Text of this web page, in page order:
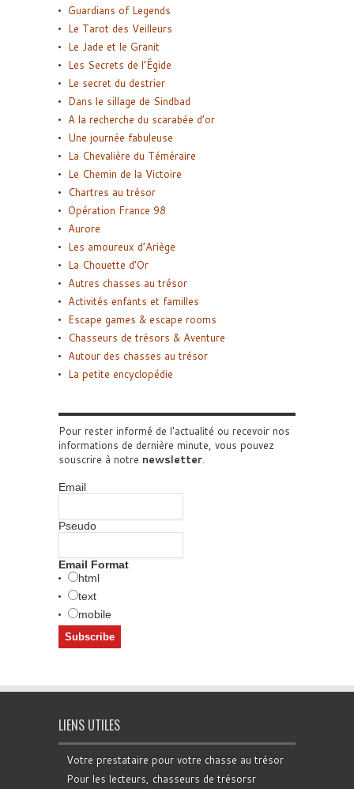
Guardians of Legends
Le Tarot des Veilleurs
Le Jade et le Granit
Les Secrets de l’Égide
Le secret du destrier
Dans le sillage de Sindbad
A la recherche du scarabée d’or
Une journée fabuleuse
La Chevalière du Téméraire
Le Chemin de la Victoire
Chartres au trésor
Opération France 98
Aurore
Les amoureux d’Ariège
La Chouette d’Or
Autres chasses au trésor
Activités enfants et familles
Escape games & escape rooms
Chasseurs de trésors & Aventure
Autour des chasses au trésor
La petite encyclopédie
Pour rester informé de l'actualité ou recevoir nos
informations de dernière minute, vous pouvez
souscrire à notre newsletter.
Email
Pseudo
Email Format
html
text
mobile
LIENS UTILES
Votre prestataire pour votre chasse au trésor
Pour les lecteurs, chasseurs de trésorsr